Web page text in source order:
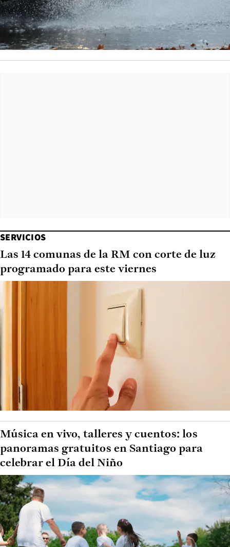
SERVICIOS
Las 14 comunas de la RM con corte de luz
programado para este viernes
Música en vivo, talleres y cuentos: los
panoramas gratuitos en Santiago para
celebrar el Día del Niño